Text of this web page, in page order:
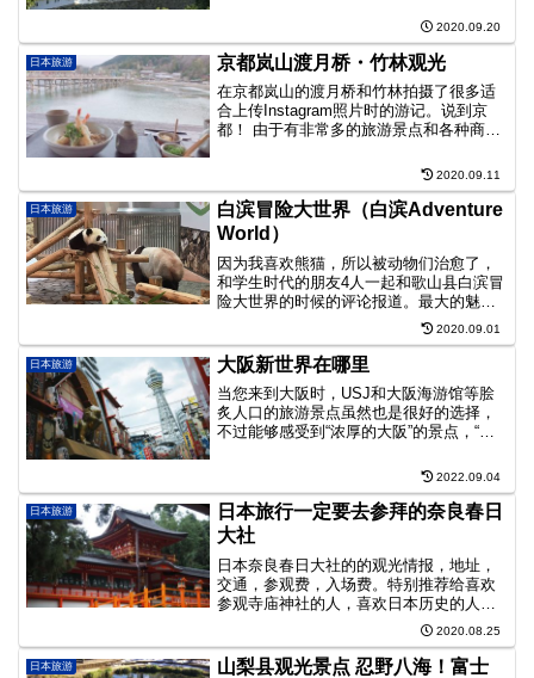
2020.09.20
日本旅游 京都岚山渡月桥・竹林观光
在京都岚山的渡月桥和竹林拍摄了很多适
合上传Instagram照片时的游记。说到京
都！ 由于有非常多的旅游景点和各种商
具有京都特色的土特产，1天中不需要远距
2020.09.11
日本旅游
白滨冒险大世界（白滨Adventure
World）
因为我喜欢熊猫，所以被动物们治愈了，
和学生时代的朋友4人一起和歌山县白滨冒
险大世界的时候的评论报道。最大的魅力
是，一针见血的熊猫！喜欢熊猫的朋友
们，请一定要去"白滨冒险大世界，等待时
间也很少，可以看到很多熊猫。
2020.09.01
日本旅游 大阪新世界在哪里
当您来到大阪时，USJ和大阪海游馆等脍
炙人口的旅游景点虽然也是很好的选择，
不过能够感受到“浓厚的大阪”的景点，“新
2022.09.04
日本旅游
日本旅行一定要去参拜的奈良春日
大社
日本奈良春日大社的的观光情报，地址，
交通，参观费，入场费。特别推荐给喜欢
参观寺庙神社的人，喜欢日本历史的人，
以及想要接触日本文化的人。因为在春日
神社可以接触到吊灯笼，石灯笼，紫藤花
（季节限定）等日本特有的美的事物。
2020.08.25
日本旅游
山梨县观光景点 忍野八海！富士